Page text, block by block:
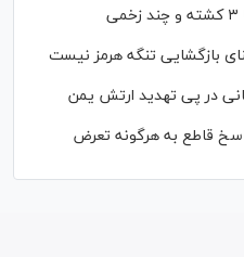
بازگشایی تنگه هرمز نیست
پاسخ قاطع به هرگونه تعرض